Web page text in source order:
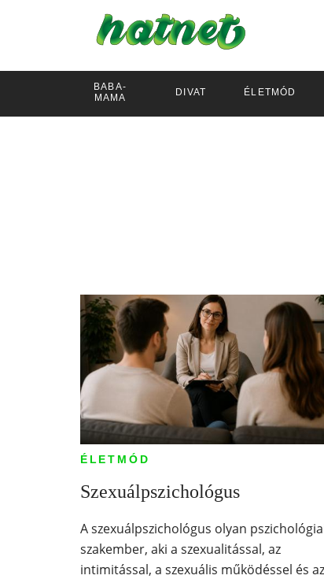
BABA-
MAMA
DIVAT ÉLETMÓD
ÉLETMÓD
Szexuálpszichológus
A szexuálpszichológus olyan
szakember, aki a szexualitással, az
intimitással, a szexuális működéssel és az